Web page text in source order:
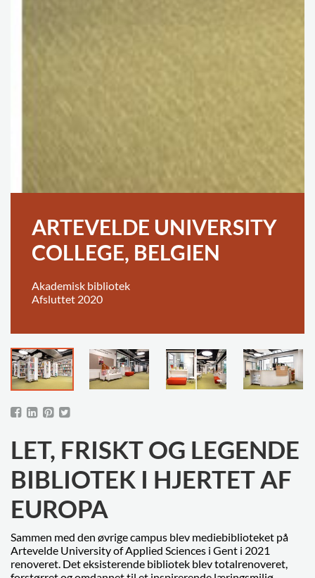
ARTEVELDE UNIVERSITY
COLLEGE, BELGIEN
Akademisk bibliotek
Afsluttet 2020
LET, FRISKT OG LEGENDE
BIBLIOTEK I HJERTET AF
EUROPA
Sammen med den øvrige campus blev mediebiblioteket på
Artevelde University of Applied Sciences i Gent i 2021
renoveret. Det eksisterende bibliotek blev totalrenoveret,